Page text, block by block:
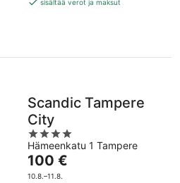
sisältää verot ja maksut
Scandic Tampere
City
4
out
of
5
Hämeenkatu 1 Tampere
Hinta
on
100 €
10.8.–11.8.